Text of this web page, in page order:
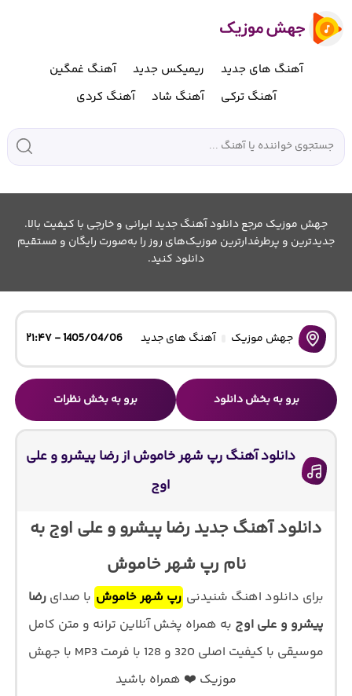
آهنگ های جدید ریمیکس جدید
آهنگ غمگین
آهنگ ترکی
آهنگ شاد آهنگ کردی
جهش موزیک مرجع دانلود آهنگ جدید ایرانی و خارجی با کیفیت بالا.
جدیدترین و پرطرفدارترین موزیک‌های روز را به‌صورت رایگان و مستقیم
دانلود کنید.
جهش موزیک آهنگ های جدید 1405/04/06 - ۲۱:۴۷
برو به بخش دانلود برو به بخش نظرات
دانلود آهنگ رپ شهر خاموش از رضا پیشرو و علی
اوج
دانلود آهنگ جدید رضا پیشرو و علی اوج به
نام رپ شهر خاموش
برای دانلود اهنگ شنیدنی رپ شهر خاموش با صدای رضا
پیشرو و علی اوج به همراه پخش آنلاین ترانه و متن کامل
موسیقی با کیفیت اصلی 320 و 128 با فرمت MP3 با جهش
موزیک ❤️ همراه باشید